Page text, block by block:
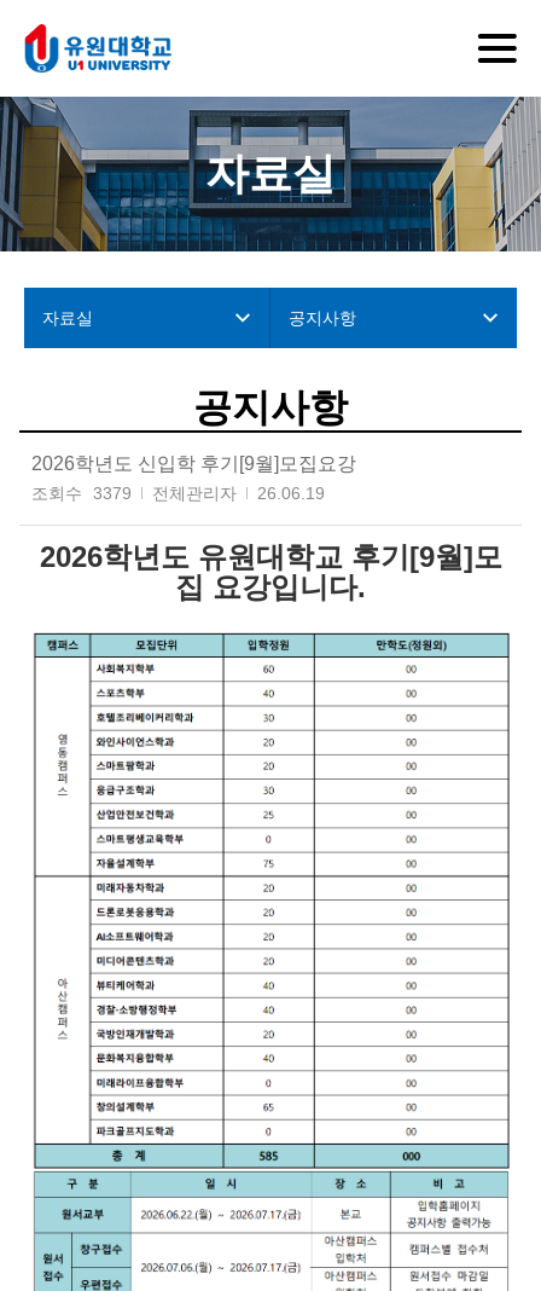
자료실
자료실 공지사항
공지사항
2026학년도 신입학 후기[9월]모집요강
조회수 3379 전체관리자 26.06.19
2026학년도 유원대학교 후기[9월]모
집 요강입니다.